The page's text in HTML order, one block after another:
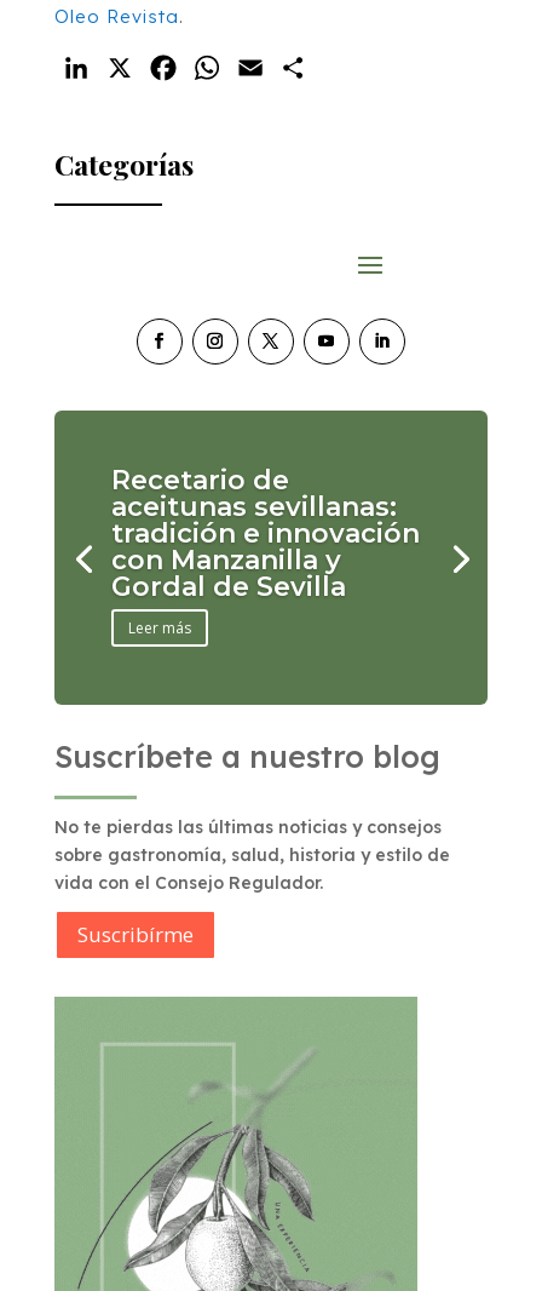
Oleo Revista.
LinkedIn FacebookWhatsApp
Email
Categorías
Recetario de
aceitunas sevillanas:
tradición e innovación
con Manzanilla y
Gordal de Sevilla
Leer más
Suscríbete a nuestro blog
No te pierdas las últimas noticias y consejos
sobre gastronomía, salud, historia y estilo de
vida con el Consejo Regulador.
Suscribírme